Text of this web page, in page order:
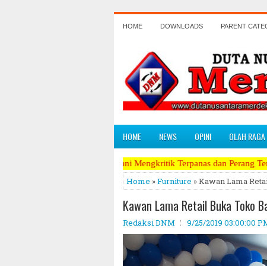
HOME DOWNLOADS PARENT
HOME NEWS OPINI OLAH RAGA
Paling Berani Mengkritik Terpanas dan Perang Terhadap
Home »Furniture » Kawan Lama
Kawan Lama Retail Buka Toko
Redaksi DNM 9/25/2019 03:00:00